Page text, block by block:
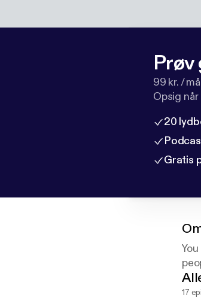
Prøv
99 kr. /
Opsig
20
Gratis
17